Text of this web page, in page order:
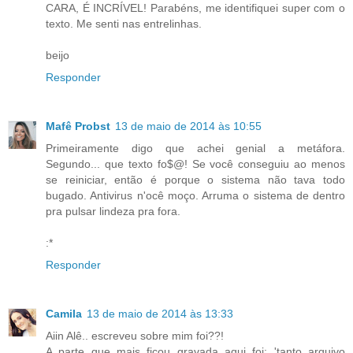
CARA, É INCRÍVEL! Parabéns, me identifiquei super com o
texto. Me senti nas entrelinhas.
beijo
Responder
Mafê Probst 13 de maio de 2014 às 10:55
Primeiramente digo que achei genial a metáfora.
Segundo... que texto fo$@! Se você conseguiu ao menos
se reiniciar, então é porque o sistema não tava todo
bugado. Antivirus n'ocê moço. Arruma o sistema de dentro
pra pulsar lindeza pra fora.
:*
Responder
Camila 13 de maio de 2014 às 13:33
Aiin Alê.. escreveu sobre mim foi??!